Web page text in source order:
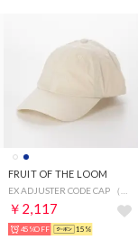
FRUIT OF THE LOOM
￥2,117
45%OFF 15%